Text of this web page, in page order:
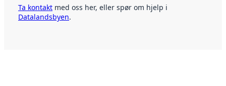
Ta kontakt med oss her, eller spør om hjelp i
Datalandsbyen.